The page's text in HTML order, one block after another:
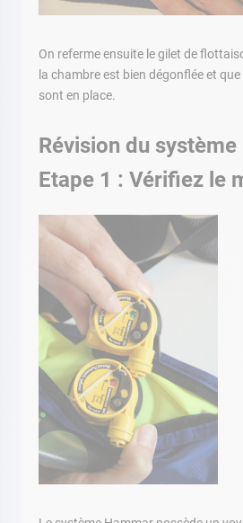
On referme ensuite le gilet de
la chambre est bien dégonflée et
sont en place.
Révision du
Etape 1 : Vérifiez le